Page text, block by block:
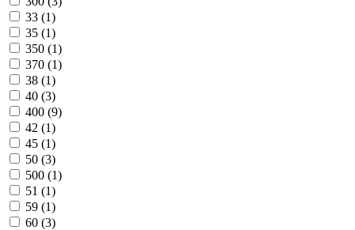
33 (1)
35 (1)
350 (1)
370 (1)
38 (1)
40 (3)
400 (9)
42 (1)
45 (1)
50 (3)
500 (1)
51 (1)
59 (1)
60 (3)